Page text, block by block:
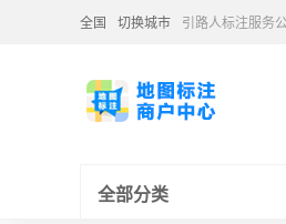
全国 切换城市 引路人标注服务
全部分类